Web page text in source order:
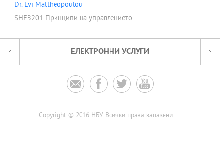
Dr. Evi Mattheopoulou
SHEB201 Принципи на управлението
ЕЛЕКТРОННИ УСЛУГИ
   
Copyright © 2016 НБУ. Всички права запазени.